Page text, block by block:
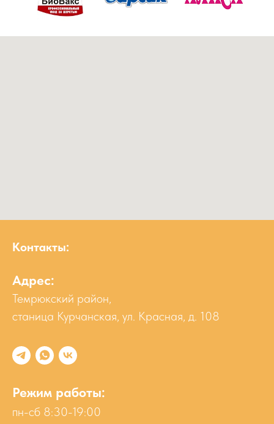
Контакты:
Адрес:
Темрюкский район,
станица Курчанская, ул. Красная, д. 108
Режим работы:
пн-сб 8:30-19:00